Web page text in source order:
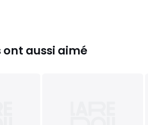
ont aussi aimé